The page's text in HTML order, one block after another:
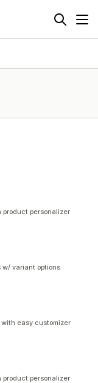
product personalizer
w/ variant options
easy customizer
product personalizer